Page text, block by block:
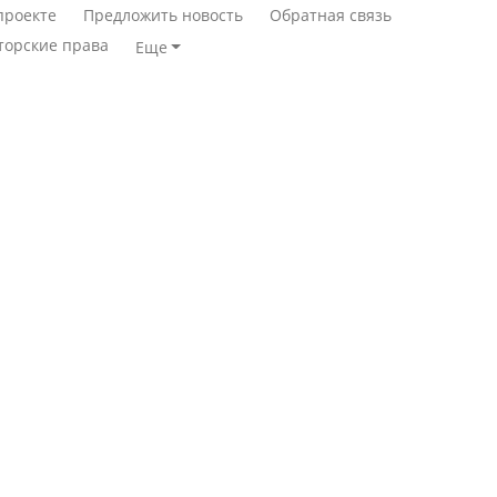
Предложить новость
Обратная связь
права
Еще